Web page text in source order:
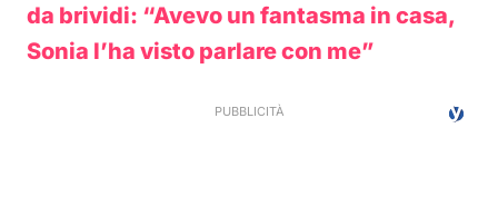
da brividi: “Avevo un fantasma in casa,
Sonia l’ha visto parlare con me”